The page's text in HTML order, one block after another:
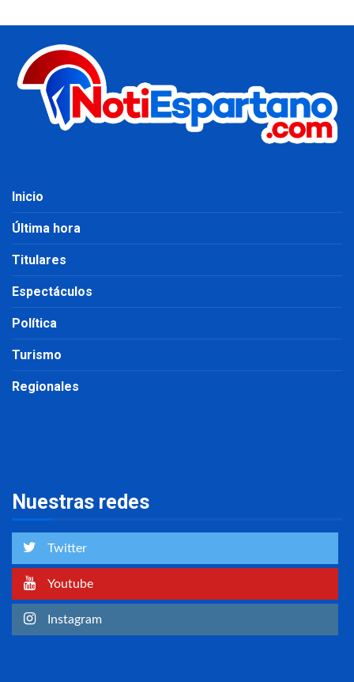
Inicio
Última hora
Titulares
Espectáculos
Política
Turismo
Regionales
Nuestras redes
Twitter
Youtube
Instagram